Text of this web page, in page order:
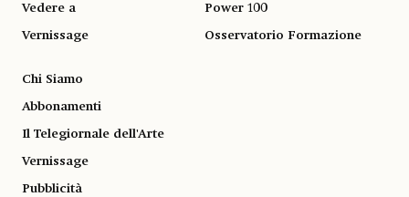
Vedere a
Vernissage
Power 100
Osservatorio Formazione
Chi Siamo
Abbonamenti
Il Telegiornale dell'Arte
Vernissage
Pubblicità